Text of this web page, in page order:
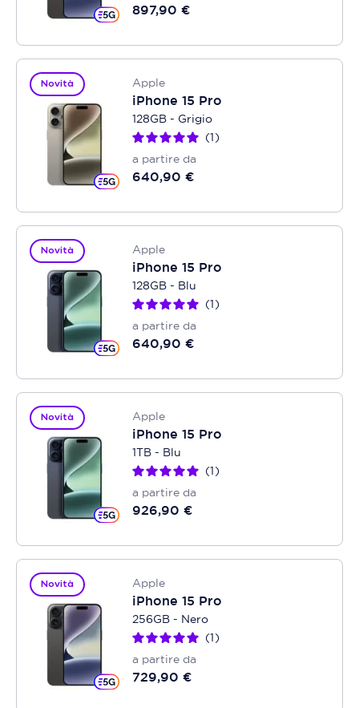
897,90 €
Novità Apple
iPhone 15 Pro
128GB - Grigio
1
a partire da
640,90 €
Novità Apple
iPhone 15 Pro
128GB - Blu
1
a partire da
640,90 €
Novità Apple
iPhone 15 Pro
1TB - Blu
1
a partire da
926,90 €
Novità Apple
iPhone 15 Pro
256GB - Nero
1
a partire da
729,90 €